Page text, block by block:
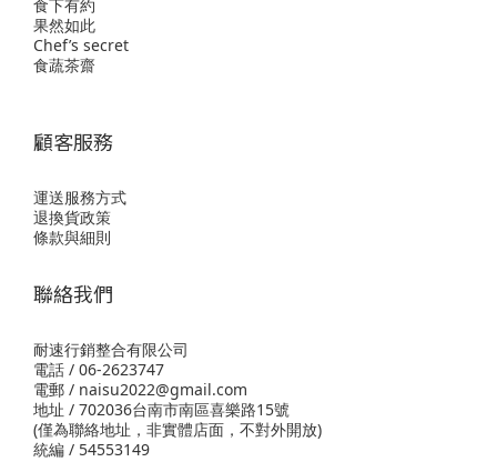
食下有約
果然如此
Chef’s secret
食蔬茶齋
顧客服務
運送服務方式
退換貨政策
條款與細則
聯絡我們
耐速行銷整合有限公司
電話 / 06-2623747
電郵 / naisu2022@gmail.com
地址 / 702036台南市南區喜樂路15號
(僅為聯絡地址，非實體店面，不對外開放)
統編 / 54553149